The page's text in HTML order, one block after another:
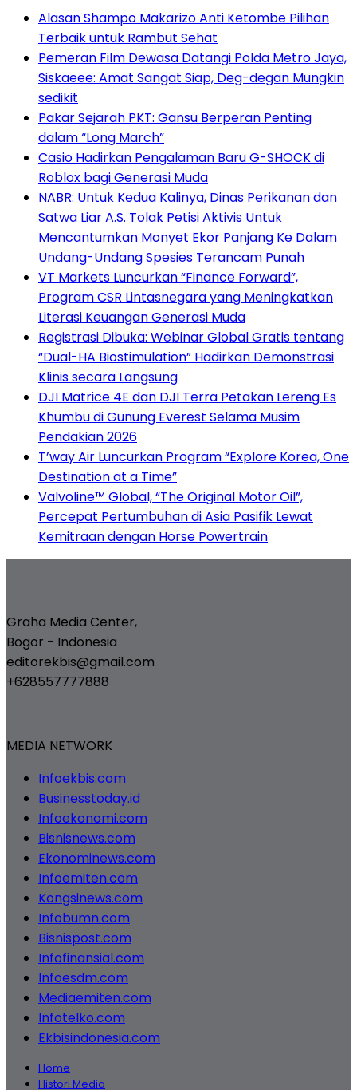
Alasan Shampo Makarizo Anti Ketombe Pilihan
Terbaik untuk Rambut Sehat
Pemeran Film Dewasa Datangi Polda Metro Jaya,
Siskaeee: Amat Sangat Siap, Deg-degan Mungkin
sedikit
Pakar Sejarah PKT: Gansu Berperan Penting
dalam “Long March”
Casio Hadirkan Pengalaman Baru G-SHOCK di
Roblox bagi Generasi Muda
NABR: Untuk Kedua Kalinya, Dinas Perikanan dan
Satwa Liar A.S. Tolak Petisi Aktivis Untuk
Mencantumkan Monyet Ekor Panjang Ke Dalam
Undang-Undang Spesies Terancam Punah
VT Markets Luncurkan “Finance Forward”,
Program CSR Lintasnegara yang Meningkatkan
Literasi Keuangan Generasi Muda
Registrasi Dibuka: Webinar Global Gratis tentang
“Dual-HA Biostimulation” Hadirkan Demonstrasi
Klinis secara Langsung
DJI Matrice 4E dan DJI Terra Petakan Lereng Es
Khumbu di Gunung Everest Selama Musim
Pendakian 2026
T’way Air Luncurkan Program “Explore Korea, One
Destination at a Time”
Valvoline™ Global, “The Original Motor Oil”,
Percepat Pertumbuhan di Asia Pasifik Lewat
Kemitraan dengan Horse Powertrain
Graha Media Center,
Bogor - Indonesia
editorekbis@gmail.com
+628557777888
MEDIA NETWORK
Infoekbis.com
Businesstoday.id
Infoekonomi.com
Bisnisnews.com
Ekonominews.com
Infoemiten.com
Kongsinews.com
Infobumn.com
Bisnispost.com
Infofinansial.com
Infoesdm.com
Mediaemiten.com
Infotelko.com
Ekbisindonesia.com
Home
Histori Media